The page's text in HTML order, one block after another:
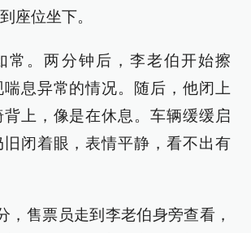
座位坐下。
常。两分钟后，李老伯开始擦
息异常的情况。随后，他闭上
背上，像是在休息。车辆缓缓启
闭着眼，表情平静，看不出有
，售票员走到李老伯身旁查看，